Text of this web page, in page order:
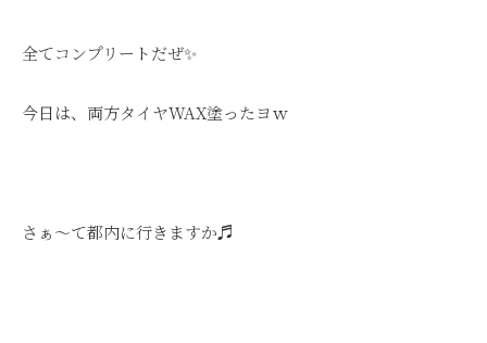
全てコンプリートだぜ✨
今日は、両方タイヤWAX塗ったヨｗ
さぁ～て都内に行きますか♬